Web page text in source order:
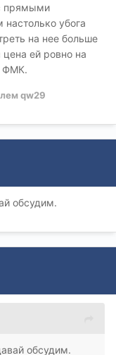
прямыми
убога
на нее больше
цена ей ровно на
ФМК.
qw29
обсудим.
обсудим.